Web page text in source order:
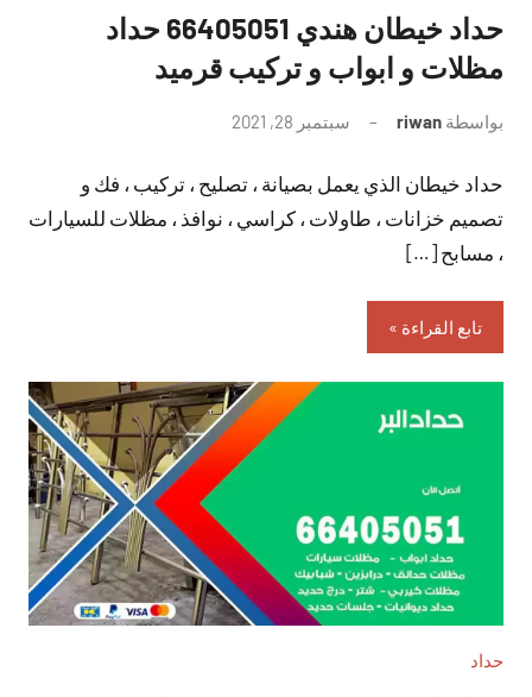
حداد خيطان هندي 66405051 حداد
مظلات و ابواب و تركيب قرميد
بواسطة riwan سبتمبر 28, 2021
تعليقات
حداد خيطان الذي يعمل بصيانة ، تصليح ، تركيب ، فك و
تصميم خزانات ، طاولات ، كراسي ، نوافذ ، مظلات للسيارات
، مسابح […]
تابع القراءة
حداد